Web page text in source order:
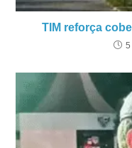
TIM reforça
5